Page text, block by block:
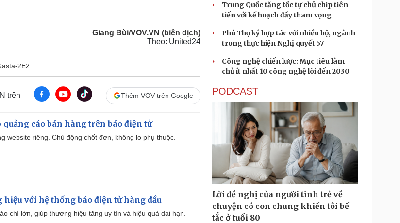
Giang Bùi/VOV.VN (biên dịch)
Theo: United24
2E2
trên Thêm VOV trên Google
cáo bán hàng trên báo điện tử
website riêng. Chủ động chốt đơn, không lo phụ thuộc.
với hệ thống báo điện tử hàng đầu
chí lớn, giúp thương hiệu tăng uy tín và hiệu quả dài hạn.
Trung Quốc tăng tốc tự chủ chip tiên
tiến với kế hoạch đầy tham vọng
Phú Thọ ký hợp tác với nhiều bộ, ngành
trong thực hiện Nghị quyết 57
Công nghệ chiến lược: Mục tiêu làm
chủ ít nhất 10 công nghệ lõi đến 2030
PODCAST
Lời đề nghị của người tình trẻ về
chuyện có con chung khiến tôi bế
tắc ở tuổi 80